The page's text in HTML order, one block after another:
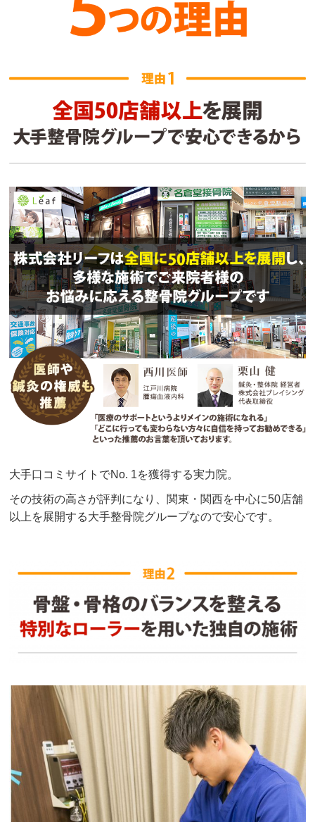
大手口コミサイトでNo. 1を獲得する実力院。
その技術の高さが評判になり、関東・関西を中心に50店舗
以上を展開する大手整骨院グループなので安心です。